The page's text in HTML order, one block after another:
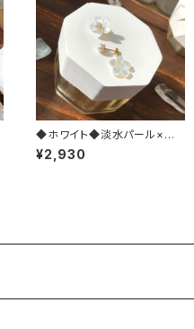
◆ホワイト◆淡水パール×桜
シェル＊14kgfピアス
¥2,930